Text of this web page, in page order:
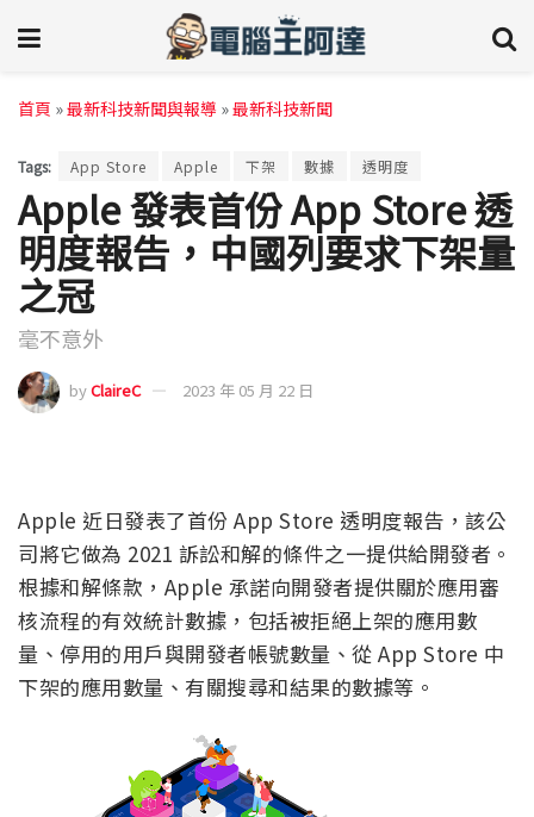
首頁 »最新科技新聞與報導 »最新科技新聞
Tags: App Store Apple 下架 數據 透明度
Apple 發表首份 App Store 透
明度報告，中國列要求下架量
之冠
毫不意外
byClaireC 2023 年 05 月 22 日
Apple 近日發表了首份 App Store 透明度報告，該公
司將它做為 2021 訴訟和解的條件之一提供給開發者。
根據和解條款，Apple 承諾向開發者提供關於應用審
核流程的有效統計數據，包括被拒絕上架的應用數
量、停用的用戶與開發者帳號數量、從 App Store 中
下架的應用數量、有關搜尋和結果的數據等。